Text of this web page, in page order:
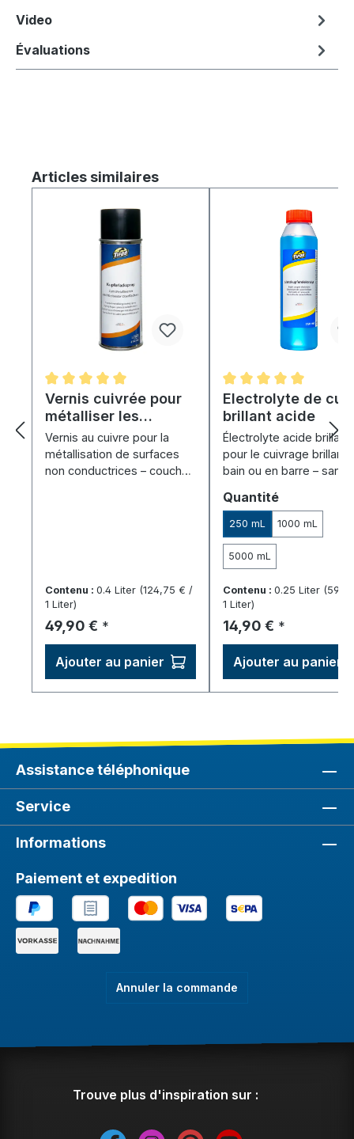
Video
Évaluations
Ignorer la galerie de produits
Articles similaires
Note moyenne de 5 sur 5 étoiles
Vernis cuivrée pour
métalliser les
surfaces non
conductrices - Spray
(400 ml)
Vernis au cuivre pour la
métallisation de surfaces
non conductrices – couche
Contenu : 0.4 Liter (124,75 € /
1 Liter)
Prix régulier :
49,90 € *
Ajouter au panier
Note moyenne de 5
Electrolyte de
brillant acide
Électrolyte acide brillant
pour le cuivrage brillant
bain ou en barre – sans
Sélectionnez
Quantité
250 mL 1000 mL
5000 mL
Contenu :0.25 Liter
1 Liter)
Prix régulier :
14,90 € *
Ajouter au panier
Assistance téléphonique
Service
Informations
Paiement et expedition
Annuler la commande
Trouve plus d'inspiration sur :